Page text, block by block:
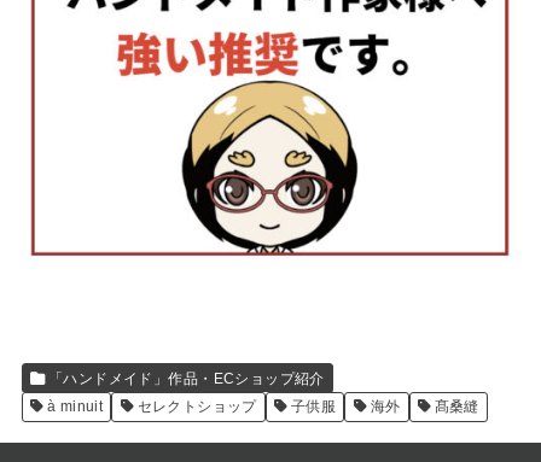
「ハンドメイド」作品・ECショップ紹介
à minuit
セレクトショップ 子供服 海外 髙桑縫